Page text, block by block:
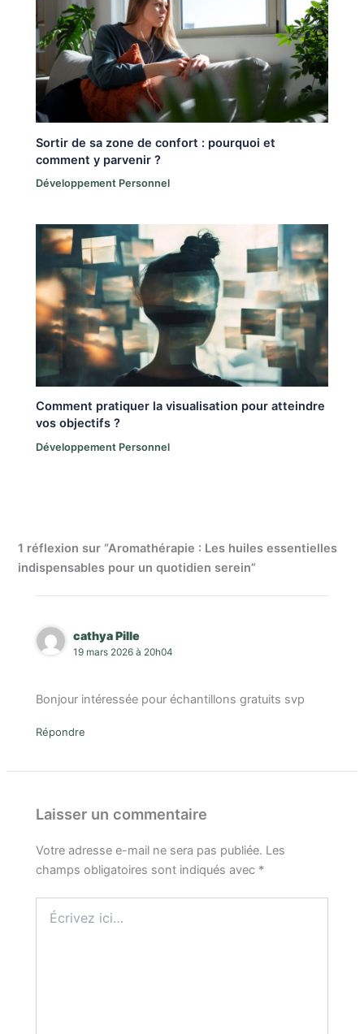
Sortir de sa zone de confort : pourquoi et
comment y parvenir ?
Développement Personnel
Comment pratiquer la visualisation pour atteindre
vos objectifs ?
Développement Personnel
1 réflexion sur “Aromathérapie : Les huiles essentielles
indispensables pour un quotidien serein”
cathya Pille
19 mars 2026 à 20h04
Bonjour intéressée pour échantillons gratuits svp
Répondre
Laisser un commentaire
Votre adresse e-mail ne sera pas publiée. Les
champs obligatoires sont indiqués avec *
ici…